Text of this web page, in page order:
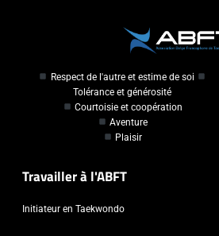
Respect de l'autre et estime de soi
Tolérance et générosité
Courtoisie et coopération
Aventure
Plaisir
Travailler à l'ABFT
Initiateur en Taekwondo